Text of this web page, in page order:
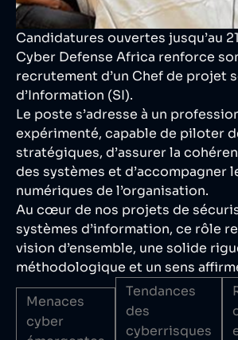
Candidatures ouvertes jusqu’au
Cyber Defense Africa renforce
recrutement d’un Chef de projet
d’Information (SI).
Le poste s’adresse à un
expérimenté, capable de piloter
stratégiques, d’assurer la
des systèmes et d’accompagner
numériques de l’organisation.
Au cœur de nos projets de
systèmes d’information, ce rôle
vision d’ensemble, une solide
méthodologique et un sens
Menaces
cyber
Tendances
des
cyberrisques